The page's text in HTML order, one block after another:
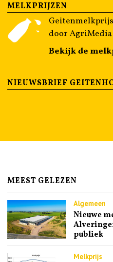
MELKPRIJZEN
door AgriMedia
Bekijk de
NIEUWSBRIEF
MEEST GELEZEN
Algemeen
Nieuwe
publiek
Melkprijs